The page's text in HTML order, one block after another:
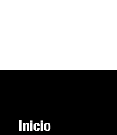
Inicio